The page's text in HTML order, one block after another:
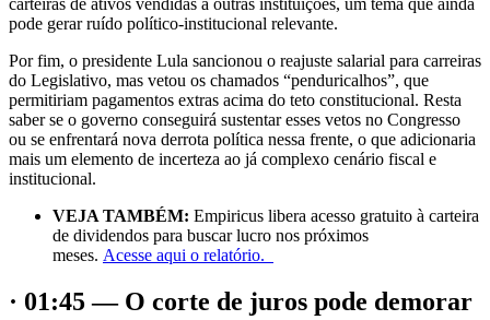
carteiras de ativos vendidas a outras instituições, um tema que ainda
pode gerar ruído político-institucional relevante.
Por fim, o presidente Lula sancionou o reajuste salarial para carreiras
do Legislativo, mas vetou os chamados “penduricalhos”, que
permitiriam pagamentos extras acima do teto constitucional. Resta
saber se o governo conseguirá sustentar esses vetos no Congresso
ou se enfrentará nova derrota política nessa frente, o que adicionaria
mais um elemento de incerteza ao já complexo cenário fiscal e
institucional.
VEJA TAMBÉM: Empiricus libera acesso gratuito à carteira
de dividendos para buscar lucro nos próximos
meses. Acesse aqui o relatório.
· 01:45 — O corte de juros pode demorar